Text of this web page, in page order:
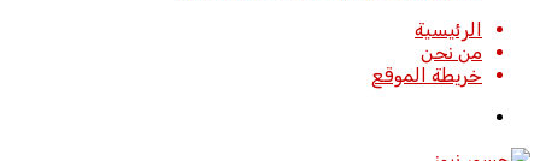
الرئيسية
من نحن
خريطة الموقع